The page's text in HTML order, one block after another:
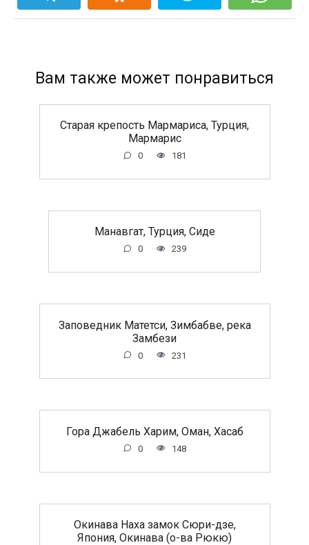
Вам также может понравиться
Старая крепость Мармариса, Турция,
Мармарис
0 181
Манавгат, Турция, Сиде
0 239
Заповедник Матетси, Зимбабве, река
Замбези
0 231
Гора Джабель Харим, Оман, Хасаб
0 148
Окинава Наха замок Сюри-дзе,
Япония, Окинава (о-ва Рюкю)